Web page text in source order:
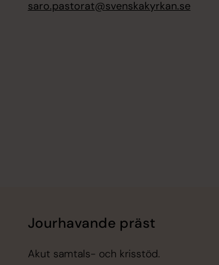
saro.pastorat@svenskakyrkan.se
Jourhavande präst
Akut samtals- och krisstöd.